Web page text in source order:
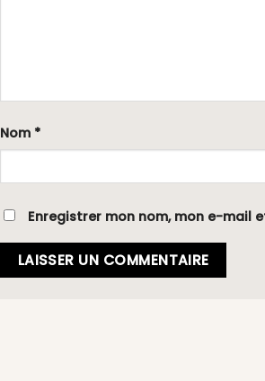
Nom *
Enregistrer mon nom, mon e-mail